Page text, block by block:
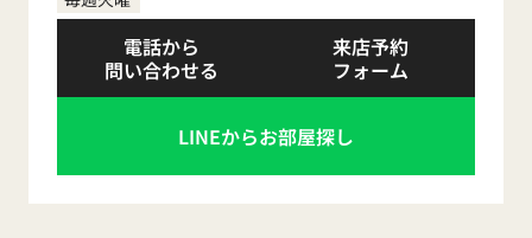
電話から
問い合わせる
来店予約
フォーム
LINEからお部屋探し